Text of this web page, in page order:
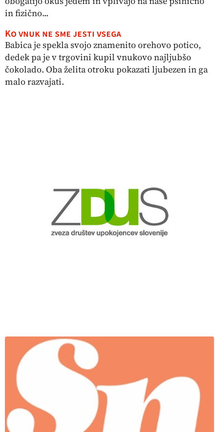
in fizično...
Ko vnuk ne sme jesti vsega
Babica je spekla svojo znamenito orehovo potico,
dedek pa je v trgovini kupil vnukovo najljubšo
čokolado. Oba želita otroku pokazati ljubezen in ga
malo razvajati.